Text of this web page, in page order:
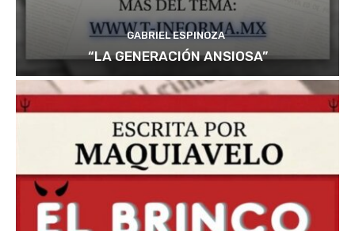
GABRIEL ESPINOZA
“LA GENERACIÓN ANSIOSA”